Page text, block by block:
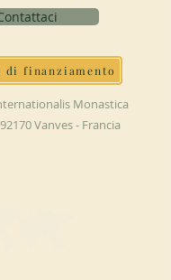
di finanziamento
Monastica
Vanves - Francia